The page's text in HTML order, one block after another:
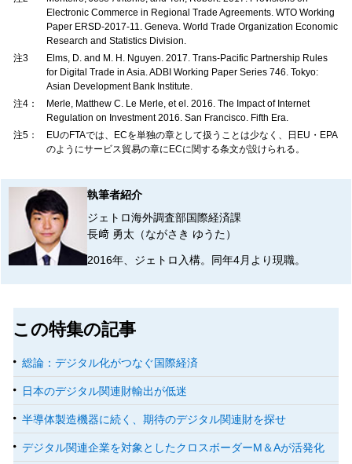
Electronic Commerce in Regional Trade Agreements. WTO Working
Paper ERSD-2017-11. Geneva. World Trade Organization Economic
Research and Statistics Division.
注3
Elms, D. and M. H. Nguyen. 2017. Trans-Pacific Partnership Rules
for Digital Trade in Asia. ADBI Working Paper Series 746. Tokyo:
Asian Development Bank Institute.
注4：
Merle, Matthew C. Le Merle, et el. 2016. The Impact of Internet
Regulation on Investment 2016. San Francisco. Fifth Era.
注5：
EUのFTAでは、ECを単独の章として扱うことは少なく、日EU・EPA
のようにサービス貿易の章にECに関する条文が設けられる。
執筆者紹介
ジェトロ海外調査部国際経済課
長﨑 勇太（ながさき ゆうた）
2016年、ジェトロ入構。同年4月より現職。
この特集の記事
総論：デジタル化がつなぐ国際経済
日本のデジタル関連財輸出が低迷
半導体製造機器に続く、期待のデジタル関連財を探せ
デジタル関連企業を対象としたクロスボーダーM＆Aが活発化